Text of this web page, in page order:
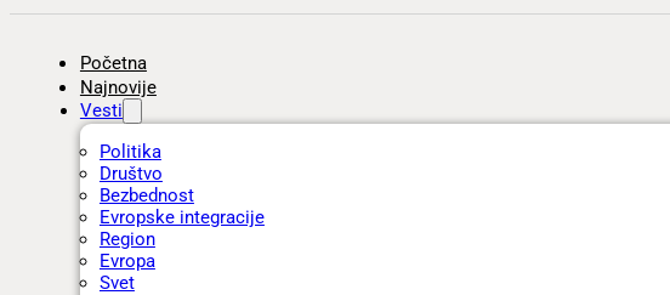
Početna
Najnovije
Vesti
Politika
Društvo
Bezbednost
Evropske integracije
Region
Evropa
Svet